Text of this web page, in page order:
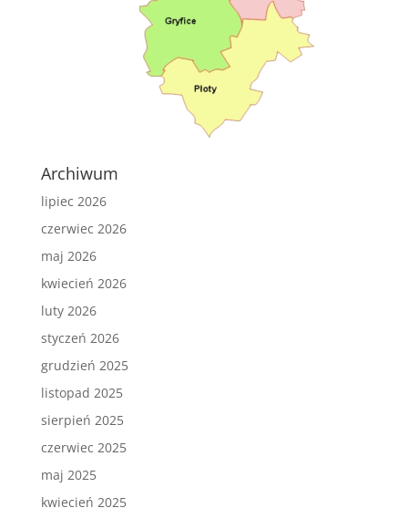
Archiwum
lipiec 2026
czerwiec 2026
maj 2026
kwiecień 2026
luty 2026
styczeń 2026
grudzień 2025
listopad 2025
sierpień 2025
czerwiec 2025
maj 2025
kwiecień 2025